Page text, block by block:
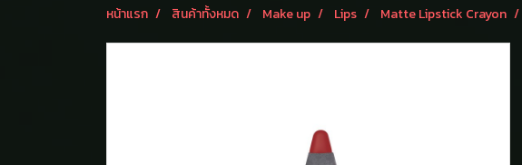
หน้าแรก สินค้าทั้งหมด Make up Lips Matte Lipstick Crayon